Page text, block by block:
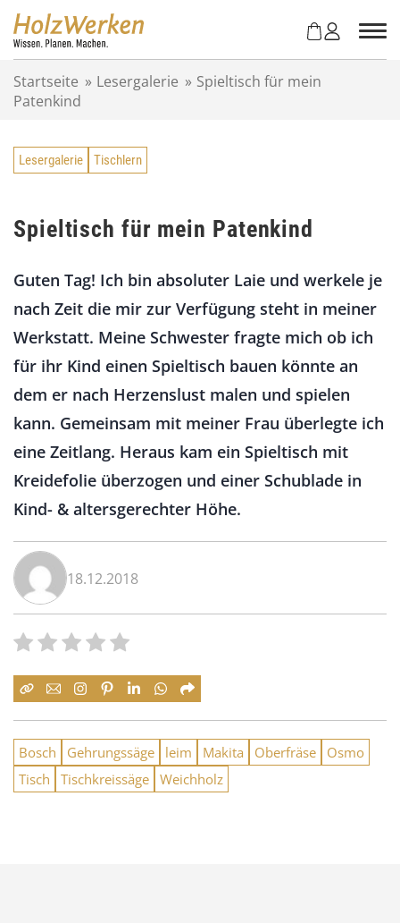
Startseite » Lesergalerie » Spieltisch für mein
Patenkind
Lesergalerie Tischlern
Spieltisch für mein Patenkind
Guten Tag! Ich bin absoluter Laie und werkele je
nach Zeit die mir zur Verfügung steht in meiner
Werkstatt. Meine Schwester fragte mich ob ich
für ihr Kind einen Spieltisch bauen könnte an
dem er nach Herzenslust malen und spielen
kann. Gemeinsam mit meiner Frau überlegte ich
eine Zeitlang. Heraus kam ein Spieltisch mit
Kreidefolie überzogen und einer Schublade in
Kind- & altersgerechter Höhe.
18.12.2018
Bosch Gehrungssäge leim Makita Oberfräse
Osmo
Tisch
Tischkreissäge Weichholz